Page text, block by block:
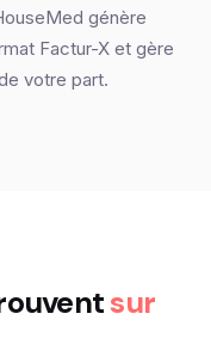
génère
Factur-X et gère
votre part.
sur